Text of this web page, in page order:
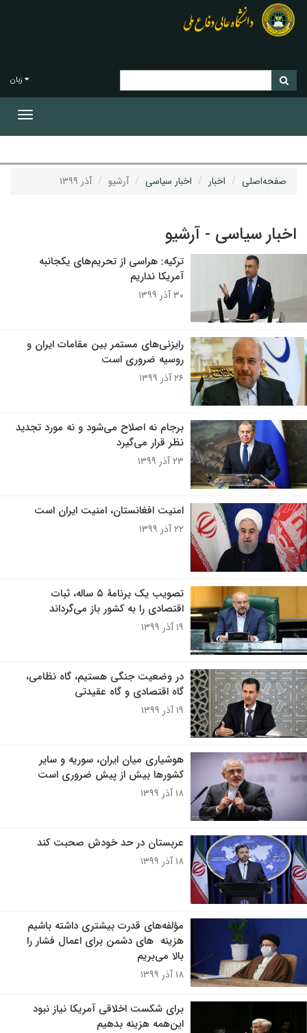
زبان
صفحه‌اصلی اخبار اخبار سیاسی آرشیو آذر ۱۳۹۹
اخبار سیاسی - آرشیو
ترکیه: هراسی از تحریم‌های یکجانبه
آمریکا نداریم
۳۰ آذر ۱۳۹۹
رایزنی‌های مستمر بین مقامات ایران و
روسیه ضروری است
۲۶ آذر ۱۳۹۹
برجام نه اصلاح می‌شود و نه مورد تجدید
نظر قرار می‌گیرد
۲۳ آذر ۱۳۹۹
امنیت افغانستان، امنیت ایران است
۲۲ آذر ۱۳۹۹
تصویب یک برنامۀ ۵ ساله، ثبات
اقتصادی را به کشور باز می‌گرداند
۱۹ آذر ۱۳۹۹
در وضعیت جنگی هستیم، گاه نظامی،
گاه اقتصادی و گاه عقیدتی
۱۹ آذر ۱۳۹۹
هوشیاری میان ایران، سوریه و سایر
کشورها بیش از پیش ضروری است
۱۸ آذر ۱۳۹۹
عربستان در حد خودش صحبت کند
۱۸ آذر ۱۳۹۹
مؤلفه‌های قدرت بیشتری داشته باشیم
هزینه‌ ‎ های دشمن برای اعمال فشار را
بالا می‌بریم
۱۸ آذر ۱۳۹۹
برای شکست اخلاقی آمریکا نیاز نبود
این‌همه هزینه بدهیم